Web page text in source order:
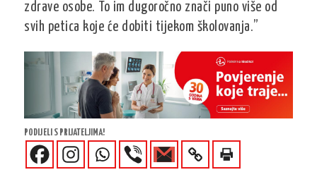
zdrave osobe. To im dugoročno znači puno više od
svih petica koje će dobiti tijekom školovanja.”
PODIJELI S PRIJATELJIMA!